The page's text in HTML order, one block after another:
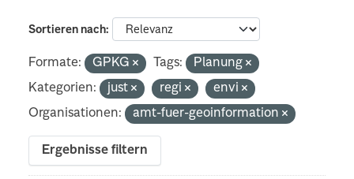
Sortieren nach
Formate: GPKG Tags:
Planung
Kategorien:
just regi
envi
Organisationen:
amt-fuer-geoinformation
Ergebnisse filtern